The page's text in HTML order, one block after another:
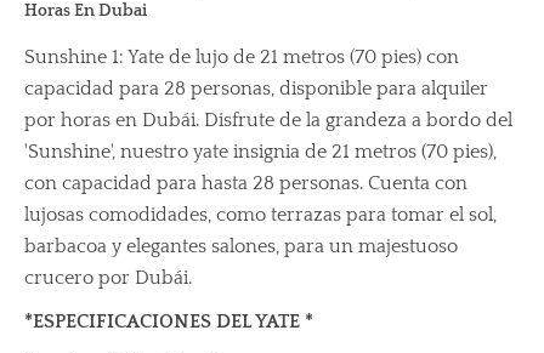
Horas En Dubai
Sunshine 1: Yate de lujo de 21 metros (70 pies) con
capacidad para 28 personas, disponible para alquiler
por horas en Dubái. Disfrute de la grandeza a bordo del
'Sunshine', nuestro yate insignia de 21 metros (70 pies),
con capacidad para hasta 28 personas. Cuenta con
lujosas comodidades, como terrazas para tomar el sol,
barbacoa y elegantes salones, para un majestuoso
crucero por Dubái.
*ESPECIFICACIONES DEL YATE *